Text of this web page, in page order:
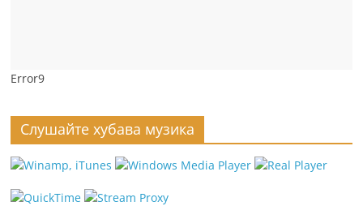
Error9
Слушайте хубава музика